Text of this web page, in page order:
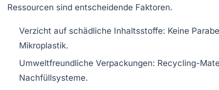
Ressourcen sind entscheidende Faktoren.
Verzicht auf schädliche Inhaltsstoffe: Keine
Mikroplastik.
Umweltfreundliche Verpackungen: Recycling-
Nachfüllsysteme.